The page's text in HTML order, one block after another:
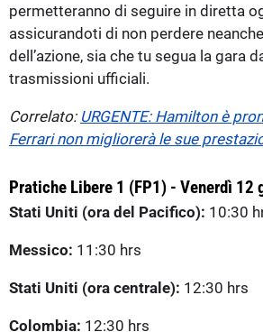
permetteranno di seguire in diretta
assicurandoti di non perdere
dell’azione, sia che tu segua la gara
trasmissioni ufficiali.
Correlato: URGENTE: Hamilton è
Ferrari non migliorerà le sue
Pratiche Libere 1 (FP1) - Venerdì 12
Stati Uniti (ora del Pacifico): 10:30
Messico: 11:30 hrs
Stati Uniti (ora centrale): 12:30 hrs
Colombia: 12:30 hrs